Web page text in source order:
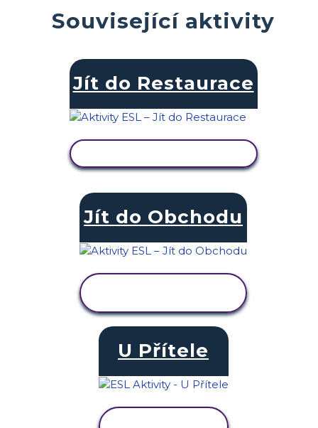
Související aktivity
Jít do Restaurace
Jít do Obchodu
U Přítele